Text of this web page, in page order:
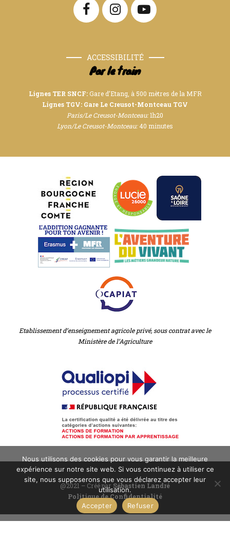
ACCESSIBILITÉ
Par le train
Lignes TER SNCF:Gare d’Etang, à 500 mètres de la MFR
Lignes TGV: Gare Le Creusot-Montceau TGV
Paris/Le Creusot-Montceau:1h20
Lyon/Le Creusot-Montceau:40 minutes
Etablissement d’enseignement agricole privé, sous contrat avec le
Ministère de l’Agriculture
@2021 – Créé par Sébastien Landré
Politique de Confidentialité
Nous utilisons des cookies pour vous garantir la meilleure
expérience sur notre site web. Si vous continuez à utiliser ce
site, nous supposerons que vous déclarez accepter leur
utilisation.
Accepter
Refuser